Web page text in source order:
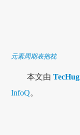
元素周期表抱枕
本文由TecHug
InfoQ。